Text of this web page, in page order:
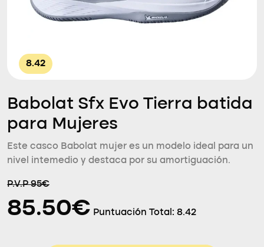
8.42
Babolat Sfx Evo Tierra batida
para Mujeres
Este casco Babolat mujer es un modelo ideal para un
nivel intemedio y destaca por su amortiguación.
P.V.P 95€
85.50€ Puntuación Total: 8.42